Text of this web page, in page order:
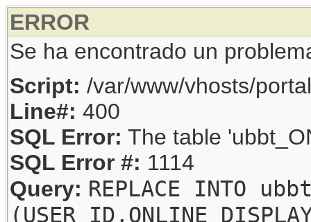
ERROR
Se ha encontrado un
Script: /var/www/vhosts/
Line#: 400
SQL Error: The table
SQL Error #: 1114
Query: REPLACE INTO